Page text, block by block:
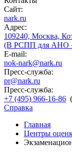
Сайт:
nark.ru
Адрес:
109240, Москва,
(В РСПП для АНО
E-mail:
nok-nark@nark.ru
Пресс-служба:
pr@nark.ru
Пресс-служба:
+7 (495) 966-16-86
Справка
Главная
Центры